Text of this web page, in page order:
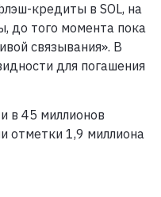
кредиты в SOL, на
до того момента пока
связывания». В
для погашения
в 45 миллионов
отметки 1,9 миллиона